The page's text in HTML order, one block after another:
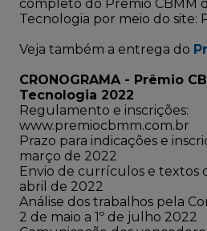
completo do Prêmio CBMM
Tecnologia por meio do site:
Veja também a entrega do
CRONOGRAMA - Prêmio
Tecnologia 2022
Regulamento e inscrições:
www.premiocbmm.com.br
Prazo para indicações e
março de 2022
Envio de currículos e textos
abril de 2022
Análise dos trabalhos pela
2 de maio a 1º de julho 2022